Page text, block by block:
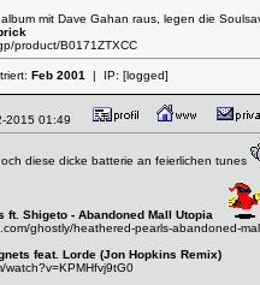
mit Dave Gahan raus, legen die
product/B0171ZTXCC
Feb 2001 | IP: [logged]
2015 01:49
diese dicke batterie an feierlichen tunes
ft. Shigeto - Abandoned Mall Utopia
ghostly/heathered-pearls-abandoned-
feat. Lorde (Jon Hopkins Remix)
watch?v=KPMHfvj9tG0